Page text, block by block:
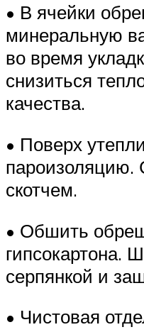
• В ячейки
минеральную
во время
снизиться
качества.
• Поверх
пароизоляцию.
скотчем.
• Обшить
гипсокартона.
серпянкой и
• Чистовая